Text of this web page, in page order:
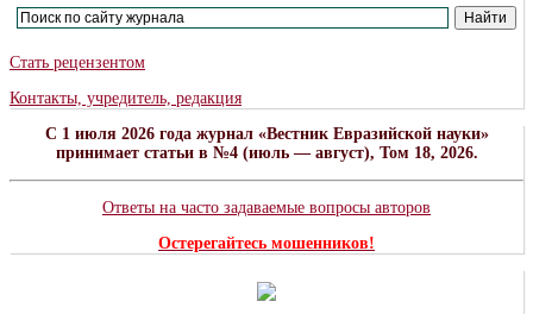
Стать рецензентом
Контакты, учредитель, редакция
C 1 июля 2026 года журнал «Вестник Евразийской науки»
принимает статьи в №4 (июль — август), Том 18, 2026.
Ответы на часто задаваемые вопросы авторов
Остерегайтесь мошенников!